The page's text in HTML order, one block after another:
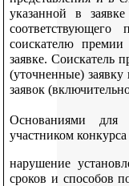
указанной в
соответствующего
соискателю
заявке. Соискатель
(уточненные)
заявок
Основаниями для
участником
нарушение
сроков и способов